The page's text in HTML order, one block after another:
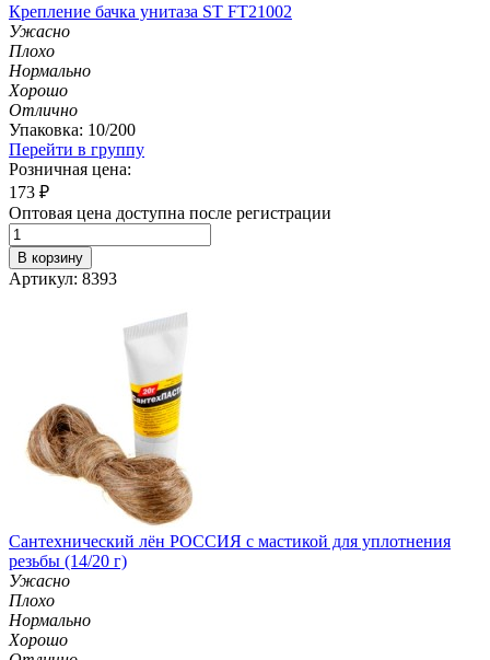
Крепление бачка унитаза ST FT21002
Ужасно
Плохо
Нормально
Хорошо
Отлично
Упаковка: 10/200
Перейти в группу
Розничная цена:
173 ₽
Оптовая цена доступна после регистрации
В корзину
Артикул: 8393
Сантехнический лён РОССИЯ с мастикой для уплотнения
резьбы (14/20 г)
Ужасно
Плохо
Нормально
Хорошо